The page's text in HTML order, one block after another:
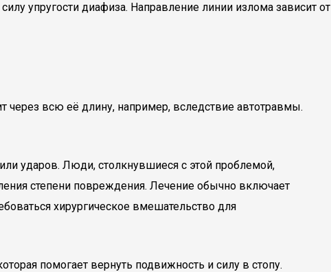
упругости диафиза. Направление линии излома зависит от
через всю её длину, например, вследствие автотравмы.
ударов. Люди, столкнувшиеся с этой проблемой,
степени повреждения. Лечение обычно включает
хирургическое вмешательство для
помогает вернуть подвижность и силу в стопу.